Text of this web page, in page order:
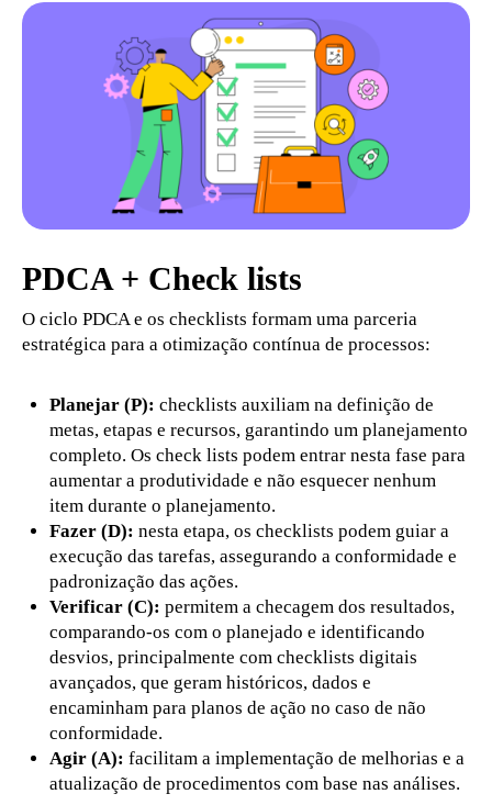
PDCA + Check lists
O ciclo PDCA e os checklists formam uma parceria
estratégica para a otimização contínua de processos:
Planejar (P): checklists auxiliam na definição de
metas, etapas e recursos, garantindo um planejamento
completo. Os check lists podem entrar nesta fase para
aumentar a produtividade e não esquecer nenhum
item durante o planejamento.
Fazer (D): nesta etapa, os checklists podem guiar a
execução das tarefas, assegurando a conformidade e
padronização das ações.
Verificar (C): permitem a checagem dos resultados,
comparando-os com o planejado e identificando
desvios, principalmente com checklists digitais
avançados, que geram históricos, dados e
encaminham para planos de ação no caso de não
conformidade.
Agir (A): facilitam a implementação de melhorias e a
atualização de procedimentos com base nas análises.